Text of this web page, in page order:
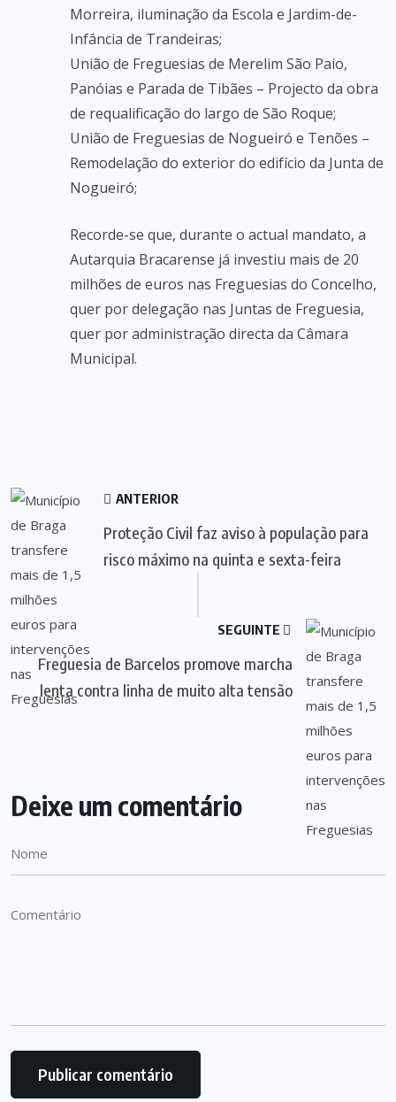
Morreira, iluminação da Escola e Jardim-de-
Infância de Trandeiras;
União de Freguesias de Merelim São Paio,
Panóias e Parada de Tibães – Projecto da obra
de requalificação do largo de São Roque;
União de Freguesias de Nogueiró e Tenões –
Remodelação do exterior do edifício da Junta de
Nogueiró;
Recorde-se que, durante o actual mandato, a
Autarquia Bracarense já investiu mais de 20
milhões de euros nas Freguesias do Concelho,
quer por delegação nas Juntas de Freguesia,
quer por administração directa da Câmara
Municipal.
ANTERIOR
Proteção Civil faz aviso à população para
risco máximo na quinta e sexta-feira
SEGUINTE
Freguesia de Barcelos promove marcha
lenta contra linha de muito alta tensão
Deixe um comentário